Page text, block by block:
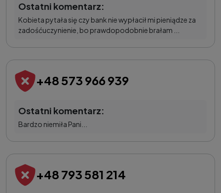
Ostatni komentarz:
Kobieta pytała się czy bank nie wypłacił mi pieniądze za
zadośćuczynienie, bo prawdopodobnie brałam ...
+48 573 966 939
Ostatni komentarz:
Bardzo niemiła Pani...
+48 793 581 214